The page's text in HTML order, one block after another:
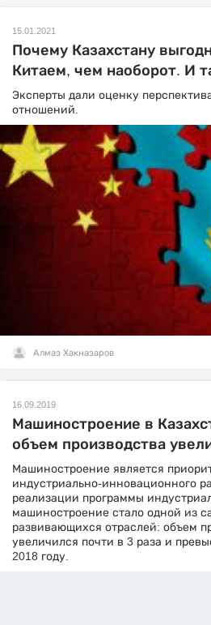
15.01.2021
Почему Казахстану
Китаем, чем наоборот. И
Эксперты дали оценку
отношений.
Алмаз Хакназаров
16.09.2019
Машиностроение в
объем производства
Машиностроение является
индустриально-инновационного
реализации программы
машиностроение стало одной из
развивающихся отраслей: объем
увеличился почти в 3 раза и
2018 году.